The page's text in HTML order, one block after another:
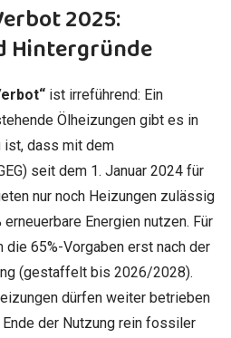
2025:
Hintergründe
ist irreführend: Ein
Ölheizungen gibt es in
ist, dass mit dem
seit dem 1. Januar 2024 für
nur noch Heizungen zulässig
Energien nutzen. Für
65%-Vorgaben erst nach der
(gestaffelt bis 2026/2028).
dürfen weiter betrieben
der Nutzung rein fossiler